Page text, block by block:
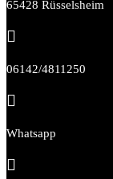
65428 Rüsselsheim

06142/4811250

Whatsapp
